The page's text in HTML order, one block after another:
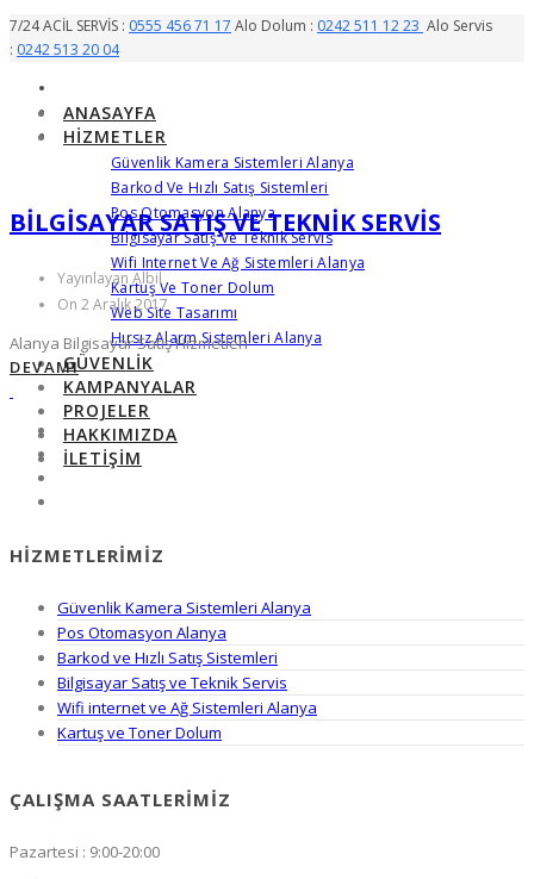
7/24 ACİL SERVİS : 0555 456 71 17 Alo Dolum : 0242 511 12 23 Alo Servis
: 0242 513 20 04
ANASAYFA
HIZMETLER
Güvenlik Kamera Sistemleri Alanya
Barkod Ve Hızlı Satış Sistemleri
Pos Otomasyon Alanya
Bilgisayar Satış Ve Teknik Servis
Wifi Internet Ve Ağ Sistemleri Alanya
Kartuş Ve Toner Dolum
Web Site Tasarımı
Hırsız Alarm Sistemleri Alanya
GÜVENLIK
KAMPANYALAR
PROJELER
HAKKIMIZDA
İLETIŞIM
BILGISAYAR SATIŞ VE TEKNIK SERVIS
Yayınlayan Albil
On 2 Aralık 2017
Alanya Bilgisayar Satış Hizmetleri
DEVAMI
HIZMETLERIMIZ
Güvenlik Kamera Sistemleri Alanya
Pos Otomasyon Alanya
Barkod ve Hızlı Satış Sistemleri
Bilgisayar Satış ve Teknik Servis
Wifi internet ve Ağ Sistemleri Alanya
Kartuş ve Toner Dolum
ÇALIŞMA SAATLERIMIZ
Pazartesi : 9:00-20:00